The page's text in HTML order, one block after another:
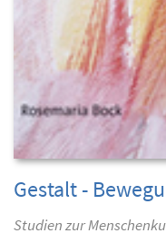
Gestalt -
Studien zur